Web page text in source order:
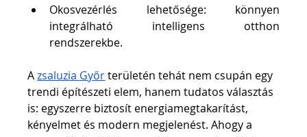
Okosvezérlés lehetősége: könnyen
integrálható intelligens otthon
rendszerekbe.
A zsaluzia Győr területén tehát nem csupán egy
trendi építészeti elem, hanem tudatos választás
is: egyszerre biztosít energiamegtakarítást,
kényelmet és modern megjelenést. Ahogy a